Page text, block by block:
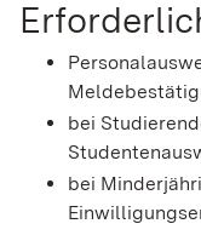
bei
bei